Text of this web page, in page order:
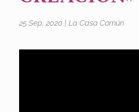
25 Sep, 2020 |La Casa Común